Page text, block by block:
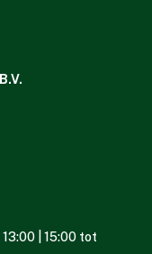
13:00 | 15:00 tot